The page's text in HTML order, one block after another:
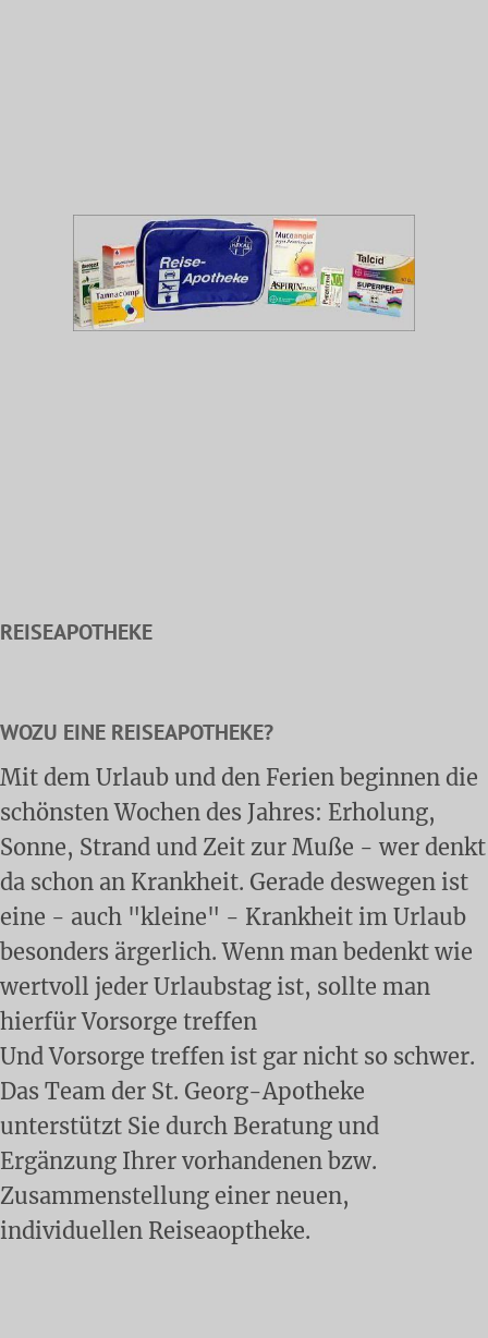
REISEAPOTHEKE
WOZU EINE REISEAPOTHEKE?
Mit dem Urlaub und den Ferien beginnen die
schönsten Wochen des Jahres: Erholung,
Sonne, Strand und Zeit zur Muße - wer denkt
da schon an Krankheit. Gerade deswegen ist
eine - auch "kleine" - Krankheit im Urlaub
besonders ärgerlich. Wenn man bedenkt wie
wertvoll jeder Urlaubstag ist, sollte man
hierfür Vorsorge treffen
Und Vorsorge treffen ist gar nicht so schwer.
Das Team der St. Georg-Apotheke
unterstützt Sie durch Beratung und
Ergänzung Ihrer vorhandenen bzw.
Zusammenstellung einer neuen,
individuellen Reiseaoptheke.